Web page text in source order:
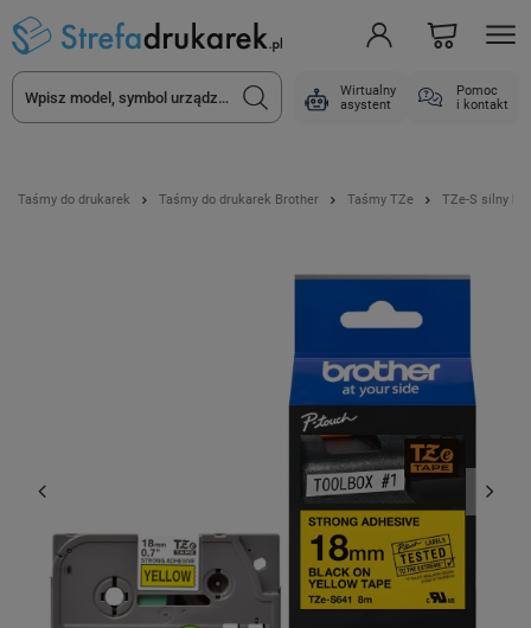
Wirtualny
asystent
Pomoc
i kontakt
Taśmy do drukarek Taśmy do drukarek Brother Taśmy TZe TZe-S silny